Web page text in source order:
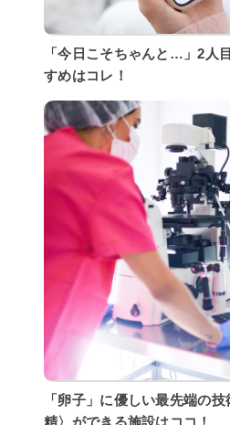
「今日こそちゃんと…」2人
すめはコレ！
「卵子」に優しい最先端の